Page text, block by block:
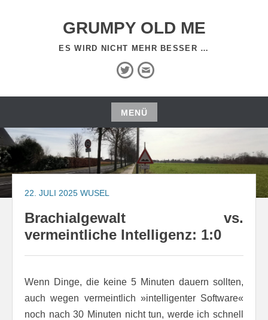
GRUMPY OLD ME
ES WIRD NICHT MEHR BESSER …
Twitter
E-
Mail
MENÜ
Zum
Inhalt
springen
22. JULI 2025 WUSEL
Brachialgewalt vs.
vermeintliche Intelligenz: 1:0
Wenn Dinge, die keine 5 Minuten dauern sollten,
auch wegen vermeintlich »intelligenter Software«
noch nach 30 Minuten nicht tun, werde ich schnell